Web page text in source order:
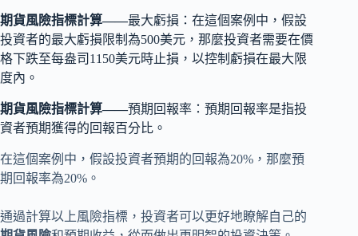
期貨風險指標計算——最大虧損：在這個案例中，假設
投資者的最大虧損限制為500美元，那麼投資者需要在價
格下跌至每盎司1150美元時止損，以控制虧損在最大限
度內。
期貨風險指標計算——預期回報率：預期回報率是指投
資者預期獲得的回報百分比。
在這個案例中，假設投資者預期的回報為20%，那麼預
期回報率為20%。
通過計算以上風險指標，投資者可以更好地瞭解自己的